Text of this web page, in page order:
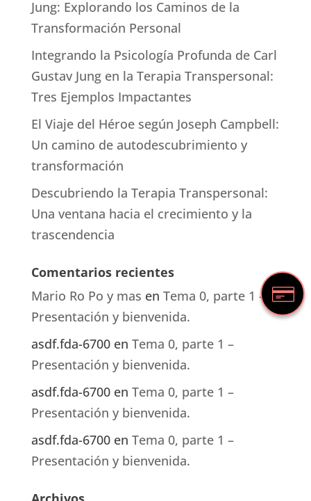
Jung: Explorando los Caminos de la
Transformación Personal
Integrando la Psicología Profunda de Carl
Gustav Jung en la Terapia Transpersonal:
Tres Ejemplos Impactantes
El Viaje del Héroe según Joseph Campbell:
Un camino de autodescubrimiento y
transformación
Descubriendo la Terapia Transpersonal:
Una ventana hacia el crecimiento y la
trascendencia
Comentarios recientes
Mario Ro Po y mas en Tema 0, parte 1 –
Presentación y bienvenida.
asdf.fda-6700en Tema 0, parte 1 –
Presentación y bienvenida.
asdf.fda-6700en Tema 0, parte 1 –
Presentación y bienvenida.
asdf.fda-6700en Tema 0, parte 1 –
Presentación y bienvenida.